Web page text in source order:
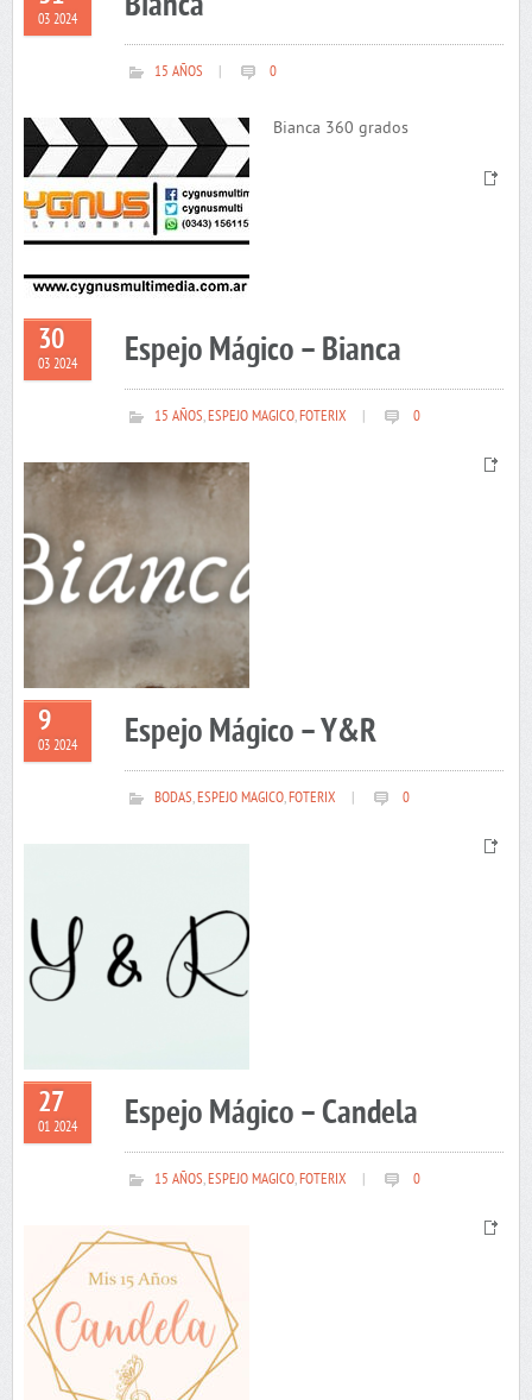
03 2024
15 AÑOS 0
Bianca 360 grados
30
03 2024 Espejo Mágico – Bianca
15 AÑOS,ESPEJO MAGICO,FOTERIX 0
9
03 2024 Espejo Mágico – Y&R
BODAS,ESPEJO MAGICO,FOTERIX 0
27
01 2024 Espejo Mágico – Candela
15 AÑOS,ESPEJO MAGICO,FOTERIX 0